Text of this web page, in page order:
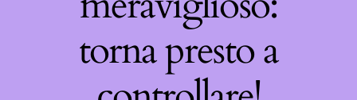
torna presto a